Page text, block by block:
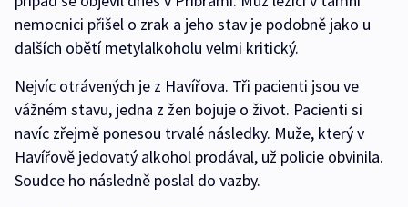
nemocnici přišel o zrak a jeho stav je podobně jako u
dalších obětí metylalkoholu velmi kritický.
Nejvíc otrávených je z Havířova. Tři pacienti jsou ve
vážném stavu, jedna z žen bojuje o život. Pacienti si
navíc zřejmě ponesou trvalé následky. Muže, který v
Havířově jedovatý alkohol prodával, už policie obvinila.
Soudce ho následně poslal do vazby.